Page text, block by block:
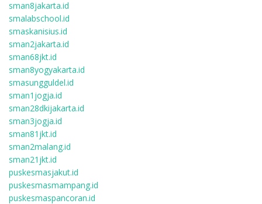
sman8jakarta.id
smalabschool.id
smaskanisius.id
sman2jakarta.id
sman68jkt.id
sman8yogyakarta.id
smasungguldel.id
sman1jogja.id
sman28dkijakarta.id
sman3jogja.id
sman81jkt.id
sman2malang.id
sman21jkt.id
puskesmasjakut.id
puskesmasmampang.id
puskesmaspancoran.id